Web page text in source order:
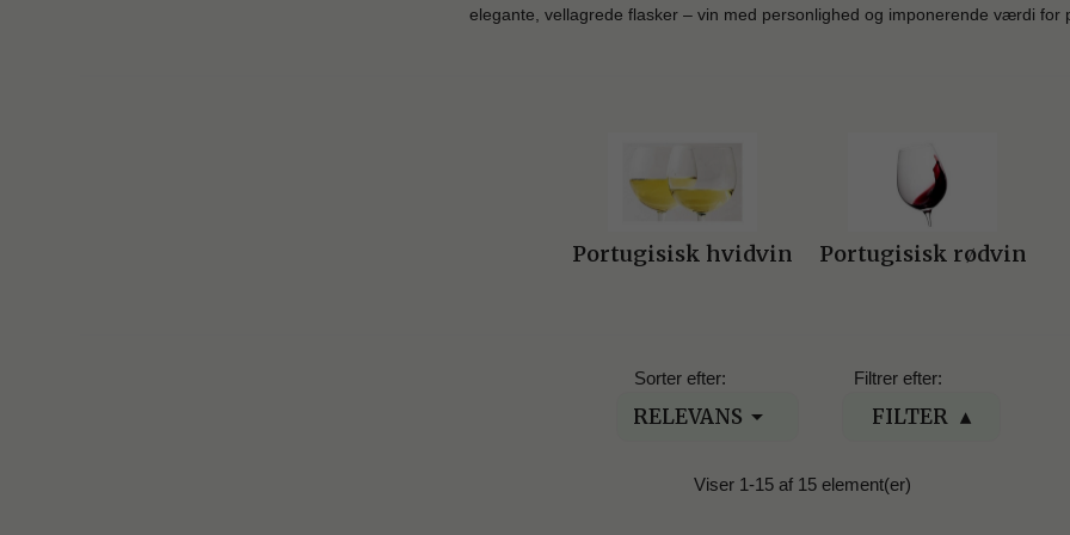
elegante, vellagrede flasker – vin med personlighed og imponerende værdi for
Portugisisk hvidvin Portugisisk rødvin
Sorter efter:
RELEVANS 
Filtrer efter:
FILTER
Viser 1-15 af 15 element(er)